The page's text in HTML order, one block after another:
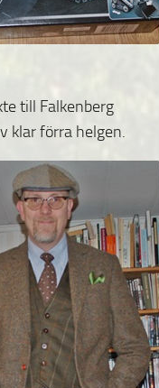
till Falkenberg
klar förra helgen.